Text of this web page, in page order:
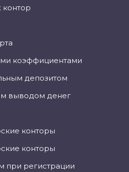
контор
коэффициентами
депозитом
выводом денег
конторы
конторы
при регистрации